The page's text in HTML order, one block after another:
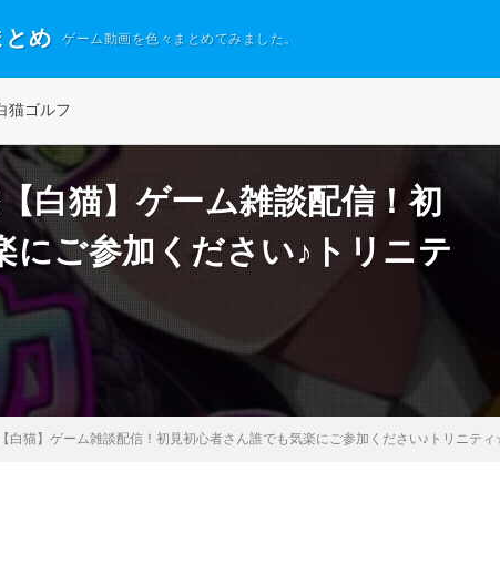
とめ ゲーム動画を色々まとめてみました。
猫ゴルフ
白猫】ゲーム雑談配信！初
にご参加ください♪トリニテ
白猫】ゲーム雑談配信！初見初心者さん誰でも気楽にご参加ください♪トリニテ